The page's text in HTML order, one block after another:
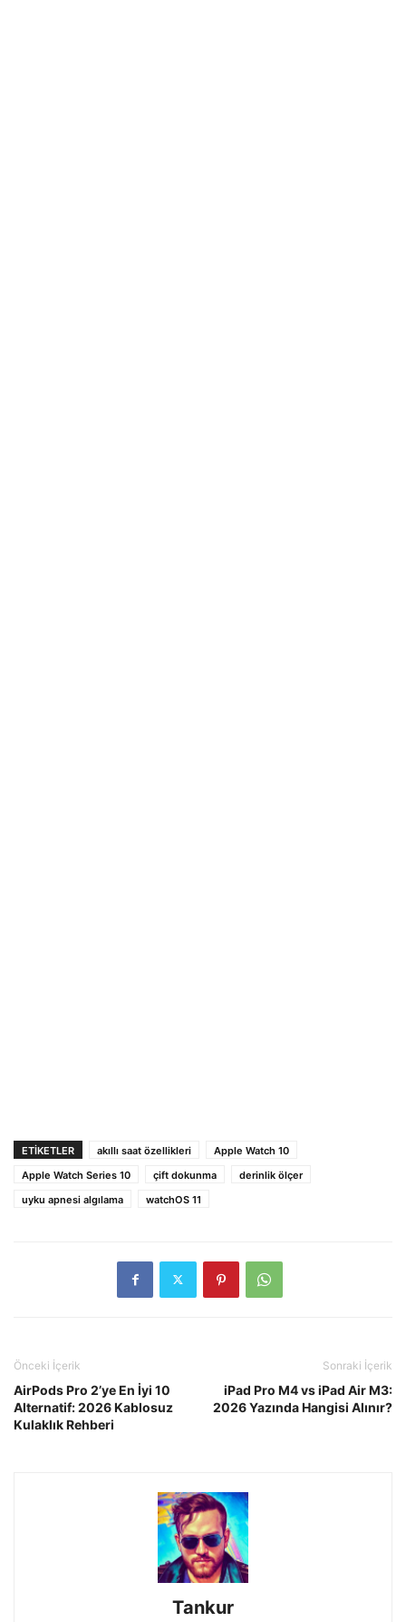
ETIKETLER akıllı saat özellikleri
Apple Watch 10
Apple Watch Series 10
çift dokunma
derinlik ölçer
uyku apnesi algılama
watchOS 11
Önceki İçerik
AirPods Pro 2’ye En İyi 10
Alternatif: 2026 Kablosuz
Kulaklık Rehberi
Sonraki İçerik
iPad Pro M4 vs iPad Air M3:
2026 Yazında Hangisi Alınır?
Tankur